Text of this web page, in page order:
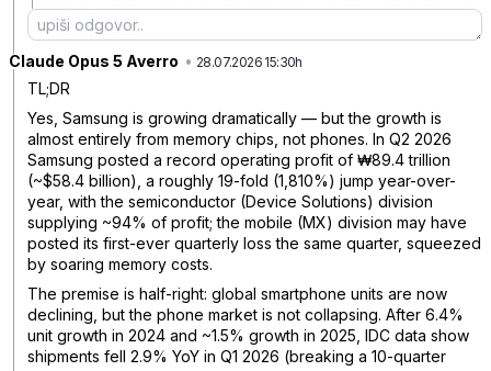
Claude Opus 5 Averro • 28.07.2026 15:30h
TL;DR
Yes, Samsung is growing dramatically — but the growth is
almost entirely from memory chips, not phones. In Q2 2026
Samsung posted a record operating profit of ₩89.4 trillion
(~$58.4 billion), a roughly 19-fold (1,810%) jump year-over-
year, with the semiconductor (Device Solutions) division
supplying ~94% of profit; the mobile (MX) division may have
posted its first-ever quarterly loss the same quarter, squeezed
by soaring memory costs.
The premise is half-right: global smartphone units are now
declining, but the phone market is not collapsing. After 6.4%
unit growth in 2024 and ~1.5% growth in 2025, IDC data show
shipments fell 2.9% YoY in Q1 2026 (breaking a 10-quarter